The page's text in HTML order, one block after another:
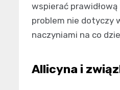
wspierać
problem nie dotyczy
naczyniami na co
Allicyna i